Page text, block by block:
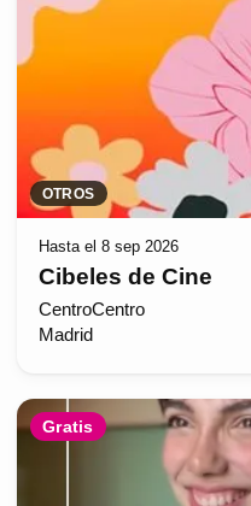
OTROS
Hasta el 8 sep 2026
Cibeles de Cine
CentroCentro
Madrid
Gratis